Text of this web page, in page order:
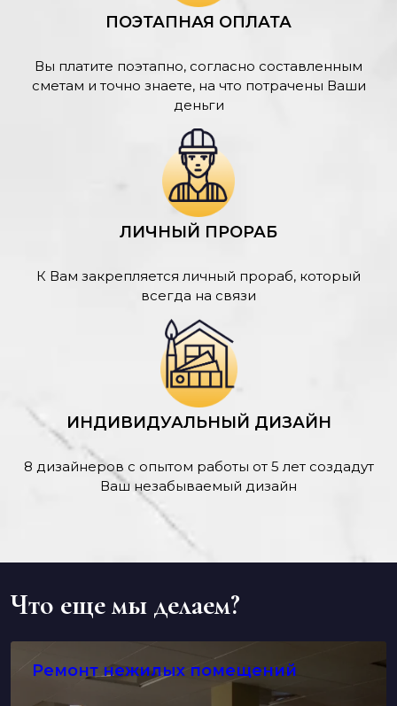
ПОЭТАПНАЯ ОПЛАТА
Вы платите поэтапно, согласно составленным
сметам и точно знаете, на что потрачены Ваши
деньги
ЛИЧНЫЙ ПРОРАБ
К Вам закрепляется личный прораб, который
всегда на связи
ИНДИВИДУАЛЬНЫЙ ДИЗАЙН
8 дизайнеров с опытом работы от 5 лет создадут
Ваш незабываемый дизайн
Что еще мы делаем?
Ремонт нежилых помещений